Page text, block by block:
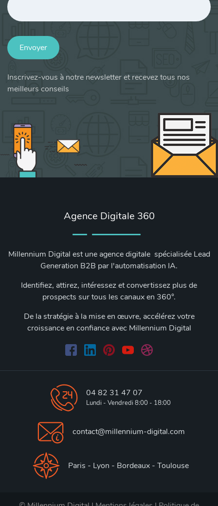
Envoyer
Inscrivez-vous à notre newsletter et recevez tous nos
meilleurs conseils
Agence Digitale 360
Millennium Digital est une agence digitale spécialisée Lead
Generation B2B par l'automatisation IA.
Identifiez, attirez, intéressez et convertissez plus de
prospects sur tous les canaux en 360°.
De la stratégie à la mise en œuvre, accélérez votre
croissance en confiance avec Millennium Digital
04 82 31 47 07
Lundi - Vendredi 8:00 - 18:00
contact@millennium-digital.com
Paris - Lyon - Bordeaux - Toulouse